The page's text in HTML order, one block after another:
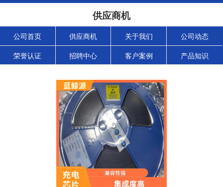
供应商机
公司首页 供应商机 关于我们 公司动态
荣誉认证 招聘中心 客户案例 产品知识